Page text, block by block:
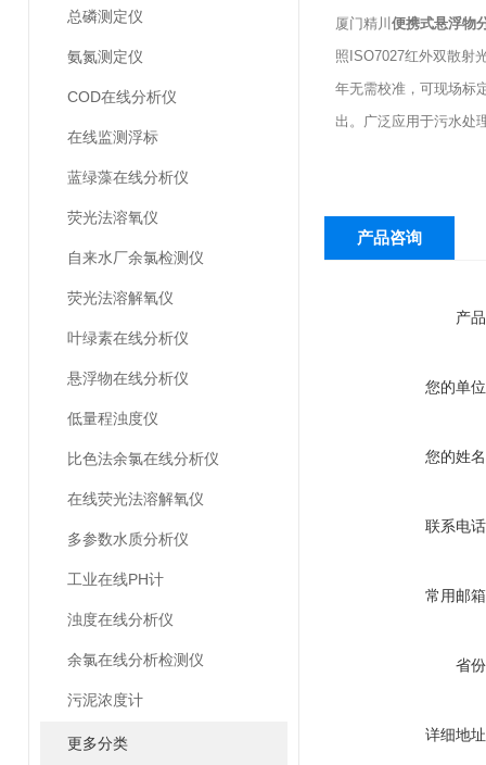
总磷测定仪
氨氮测定仪
COD在线分析仪
在线监测浮标
蓝绿藻在线分析仪
荧光法溶氧仪
自来水厂余氯检测仪
荧光法溶解氧仪
叶绿素在线分析仪
悬浮物在线分析仪
低量程浊度仪
比色法余氯在线分析仪
在线荧光法溶解氧仪
多参数水质分析仪
工业在线PH计
浊度在线分析仪
余氯在线分析检测仪
污泥浓度计
更多分类
厦门精川 便携式悬浮物
照ISO7027红外双散射
年无需校准，可现场标
出。广泛应用于污水处
产品咨询
产
您的单
您的姓
联系电
常用邮
省
详细地